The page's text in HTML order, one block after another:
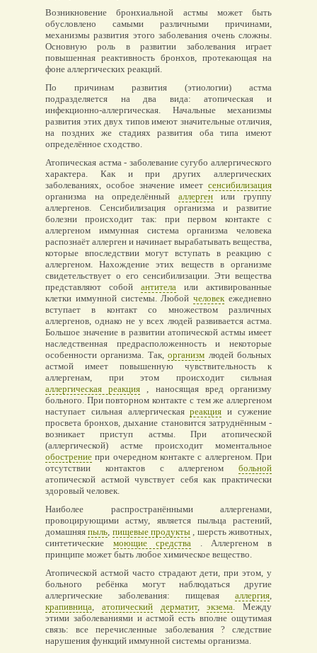
Возникновение бронхиальной астмы может быть
обусловлено самыми различными причинами,
механизмы развития этого заболевания очень сложны.
Основную роль в развитии заболевания играет
повышенная реактивность бронхов, протекающая на
фоне аллергических реакций.
По причинам развития (этиологии) астма
подразделяется на два вида: атопическая и
инфекционно-аллергическая. Начальные механизмы
развития этих двух типов имеют значительные отличия,
на поздних же стадиях развития оба типа имеют
определённое сходство.
Атопическая астма - заболевание сугубо аллергического
характера. Как и при других аллергических
заболеваниях, особое значение имеет сенсибилизация
организма на определённый аллергенили группу
аллергенов. Сенсибилизация организма и развитие
болезни происходит так: при первом контакте с
аллергеном иммунная система организма человека
распознаёт аллерген и начинает вырабатывать вещества,
которые впоследствии могут вступать в реакцию с
аллергеном. Нахождение этих веществ в организме
свидетельствует о его сенсибилизации. Эти вещества
представляют собой антитела или активированные
клетки иммунной системы. Любойчеловекежедневно
вступает в контакт со множеством различных
аллергенов, однако не у всех людей развивается астма.
Большое значение в развитии атопической астмы имеет
наследственная предрасположенность и некоторые
особенности организма. Так,организм людей больных
астмой имеет повышенную чувствительность к
аллергенам, при этом происходит сильная
аллергическая реакция , наносящая вред организму
больного. При повторном контакте с тем же аллергеном
наступает сильная аллергическаяреакция и сужение
просвета бронхов, дыхание становится затруднённым -
возникает приступ астмы. При атопической
(аллергической) астме происходит моментальное
обострение при очередном контакте с аллергеном. При
отсутствии контактов с аллергеном больной
атопической астмой чувствует себя как практически
здоровый человек.
Наиболее распространёнными аллергенами,
провоцирующими астму, является пыльца растений,
домашняяпыль, пищевые продукты , шерсть животных,
синтетические моющие средства . Аллергеном в
принципе может быть любое химическое вещество.
Атопической астмой часто страдают дети, при этом, у
больного ребёнка могут наблюдаться другие
аллергические заболевания: пищевая аллергия,
крапивница, атопический дерматит,экзема. Между
этими заболеваниями и астмой есть вполне ощутимая
связь: все перечисленные заболевания ? следствие
нарушения функций иммунной системы организма.